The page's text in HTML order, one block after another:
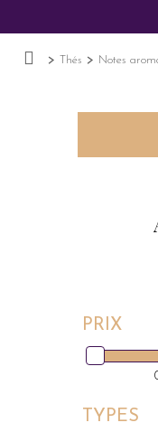
Thés Notes
PRIX
TYPES